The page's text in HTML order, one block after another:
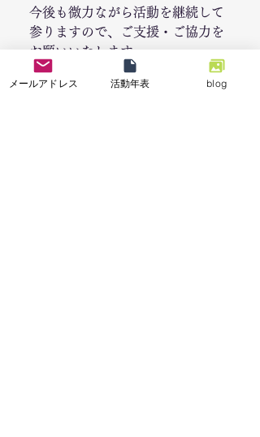
今後も微力ながら活動を継続して
参りますので、ご支援・ご協力を
お願いいたします。
活動に参加して下さった皆様、
ご支援いただいております多くの
メールアドレス 活動年表 blog